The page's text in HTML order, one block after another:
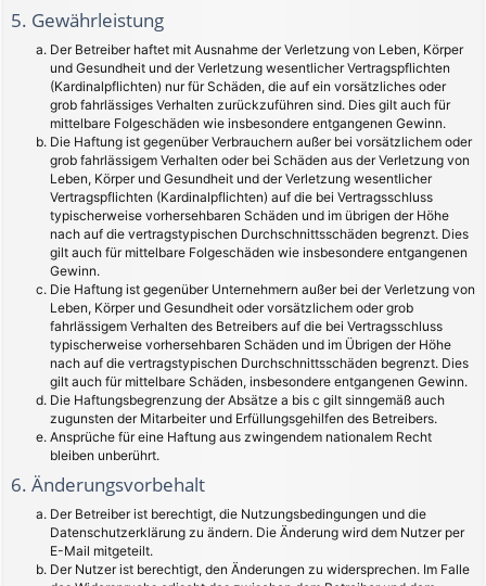
5. Gewährleistung
Der Betreiber haftet mit Ausnahme der Verletzung von Leben, Körper
und Gesundheit und der Verletzung wesentlicher Vertragspflichten
(Kardinalpflichten) nur für Schäden, die auf ein vorsätzliches oder
grob fahrlässiges Verhalten zurückzuführen sind. Dies gilt auch für
mittelbare Folgeschäden wie insbesondere entgangenen Gewinn.
Die Haftung ist gegenüber Verbrauchern außer bei vorsätzlichem oder
grob fahrlässigem Verhalten oder bei Schäden aus der Verletzung von
Leben, Körper und Gesundheit und der Verletzung wesentlicher
Vertragspflichten (Kardinalpflichten) auf die bei Vertragsschluss
typischerweise vorhersehbaren Schäden und im übrigen der Höhe
nach auf die vertragstypischen Durchschnittsschäden begrenzt. Dies
gilt auch für mittelbare Folgeschäden wie insbesondere entgangenen
Gewinn.
Die Haftung ist gegenüber Unternehmern außer bei der Verletzung von
Leben, Körper und Gesundheit oder vorsätzlichem oder grob
fahrlässigem Verhalten des Betreibers auf die bei Vertragsschluss
typischerweise vorhersehbaren Schäden und im Übrigen der Höhe
nach auf die vertragstypischen Durchschnittsschäden begrenzt. Dies
gilt auch für mittelbare Schäden, insbesondere entgangenen Gewinn.
Die Haftungsbegrenzung der Absätze a bis c gilt sinngemäß auch
zugunsten der Mitarbeiter und Erfüllungsgehilfen des Betreibers.
Ansprüche für eine Haftung aus zwingendem nationalem Recht
bleiben unberührt.
6. Änderungsvorbehalt
Der Betreiber ist berechtigt, die Nutzungsbedingungen und die
Datenschutzerklärung zu ändern. Die Änderung wird dem Nutzer per
E-Mail mitgeteilt.
Der Nutzer ist berechtigt, den Änderungen zu widersprechen. Im Falle